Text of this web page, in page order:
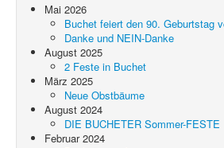
Mai 2026
Buchet feiert den 90. Geburtstag
Danke und NEIN-Danke
August 2025
2 Feste in Buchet
März 2025
Neue Obstbäume
August 2024
DIE BUCHETER Sommer-FESTE
Februar 2024